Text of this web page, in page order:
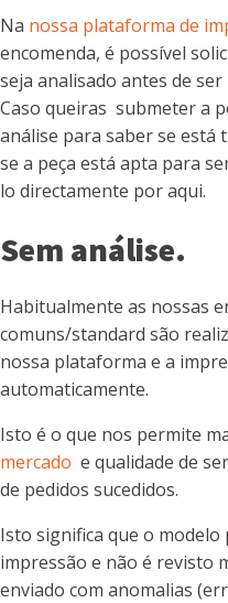
Na nossa plataforma de
encomenda, é possível
seja analisado antes de ser
Caso queiras submeter a
análise para saber se está
se a peça está apta para
lo directamente por aqui.
Sem análise.
Habitualmente as nossas
comuns/standard são
nossa plataforma e a
automaticamente.
Isto é o que nos permite
mercado e qualidade de
de pedidos sucedidos.
Isto significa que o
impressão e não é revisto
enviado com anomalias